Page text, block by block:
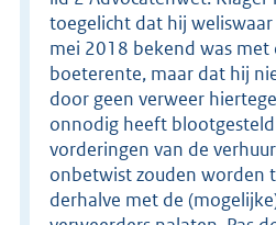
toegelicht dat hij
mei 2018 bekend was met
boeterente, maar dat hij
door geen verweer
onnodig heeft
vorderingen van de
onbetwist zouden worden
derhalve met de